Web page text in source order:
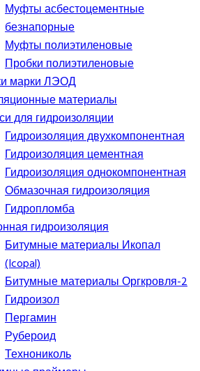
Муфты асбестоцементные
безнапорные
Муфты полиэтиленовые
Пробки полиэтиленовые
марки ЛЭОД
материалы
для гидроизоляции
Гидроизоляция двухкомпонентная
Гидроизоляция цементная
Гидроизоляция однокомпонентная
Обмазочная гидроизоляция
Гидропломба
гидроизоляция
Битумные материалы Икопал
(Icopal)
Битумные материалы Оргкровля-2
Гидроизол
Пергамин
Рубероид
Технониколь